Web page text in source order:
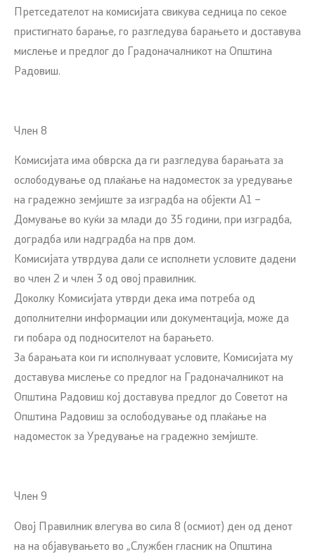
Претседателот на комисијата свикува седница по секое
пристигнато барање, го разгледува барањето и доставува
мислење и предлог до Градоначалникот на Општина
Радовиш.
Член 8
Комисијата има обврска да ги разгледува барањата за
ослободување од плаќање на надоместок за уредување
на градежно земјиште за изградба на објекти А1 –
Домување во куќи за млади до 35 години, при изградба,
доградба или надградба на прв дом.
Комисијата утврдува дали се исполнети условите дадени
во член 2 и член 3 од овој правилник.
Доколку Комисијата утврди дека има потреба од
дополнителни информации или документација, може да
ги побара од подносителот на барањето.
За барањата кои ги исполнуваат условите, Комисијата му
доставува мислење со предлог на Градоначалникот на
Општина Радовиш кој доставува предлог до Советот на
Општина Радовиш за ослободување од плаќање на
надоместок за Уредување на градежно земјиште.
Член 9
Овој Правилник влегува во сила 8 (осмиот) ден од денот
на на објавувањето во „Службен гласник на Општина